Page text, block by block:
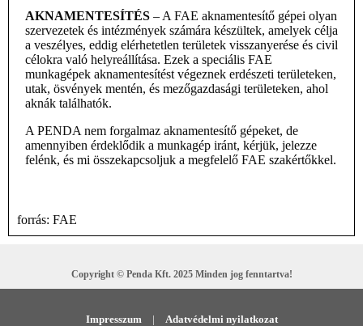
AKNAMENTESÍTÉS – A FAE aknamentesítő gépei olyan
szervezetek és intézmények számára készültek, amelyek célja
a veszélyes, eddig elérhetetlen területek visszanyerése és civil
célokra való helyreállítása. Ezek a speciális FAE
munkagépek aknamentesítést végeznek erdészeti területeken,
utak, ösvények mentén, és mezőgazdasági területeken, ahol
aknák találhatók.
A PENDA nem forgalmaz aknamentesítő gépeket, de
amennyiben érdeklődik a munkagép iránt, kérjük, jelezze
felénk, és mi összekapcsoljuk a megfelelő FAE szakértőkkel.
forrás: FAE
Copyright © Penda Kft. 2025 Minden jog fenntartva!
Impresszum | Adatvédelmi nyilatkozat